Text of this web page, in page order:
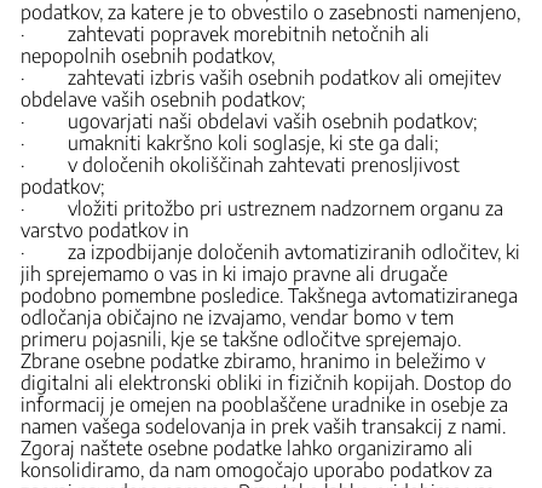
podatkov, za katere je to obvestilo o zasebnosti namenjeno,
· zahtevati popravek morebitnih netočnih ali
nepopolnih osebnih podatkov,
· zahtevati izbris vaših osebnih podatkov ali omejitev
obdelave vaših osebnih podatkov;
· ugovarjati naši obdelavi vaših osebnih podatkov;
· umakniti kakršno koli soglasje, ki ste ga dali;
· v določenih okoliščinah zahtevati prenosljivost
podatkov;
· vložiti pritožbo pri ustreznem nadzornem organu za
varstvo podatkov in
· za izpodbijanje določenih avtomatiziranih odločitev, ki
jih sprejemamo o vas in ki imajo pravne ali drugače
podobno pomembne posledice. Takšnega avtomatiziranega
odločanja običajno ne izvajamo, vendar bomo v tem
primeru pojasnili, kje se takšne odločitve sprejemajo.
Zbrane osebne podatke zbiramo, hranimo in beležimo v
digitalni ali elektronski obliki in fizičnih kopijah. Dostop do
informacij je omejen na pooblaščene uradnike in osebje za
namen vašega sodelovanja in prek vaših transakcij z nami.
Zgoraj naštete osebne podatke lahko organiziramo ali
konsolidiramo, da nam omogočajo uporabo podatkov za